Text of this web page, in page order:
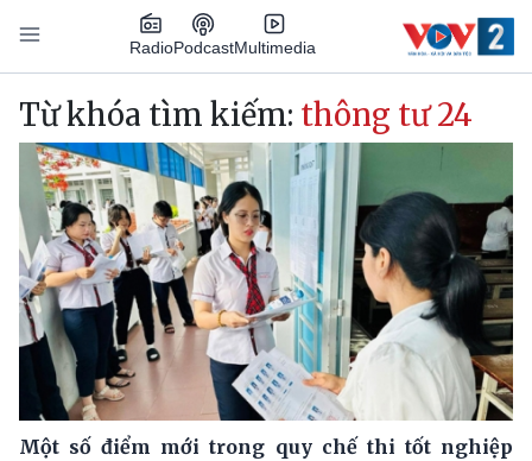
Nhảy đến nội dung
RadioPodcastMultimedia
Main navigation
Từ khóa tìm kiếm: thông tư 24
Một số điểm mới trong quy chế thi tốt nghiệp